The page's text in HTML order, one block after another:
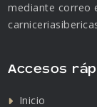
mediante correo
Accesos
Inicio